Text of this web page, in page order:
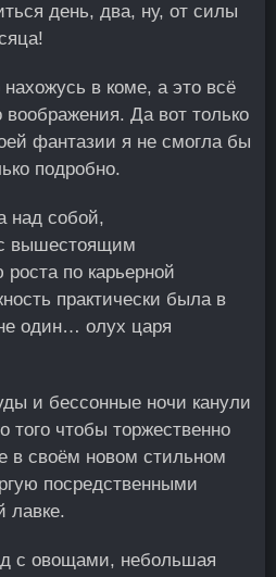
день, два, ну, от силы
в коме, а это всё
Да вот только
фантазии я не смогла бы
подробно.
над собой,
вышестоящим
по карьерной
практически была в
один… олух царя
и бессонные ночи канули
того чтобы торжественно
в своём новом стильном
посредственными
лавке.
с овощами, небольшая